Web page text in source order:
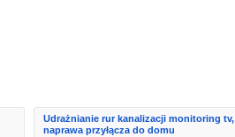
Udrażnianie rur kanalizacji monitoring tv,
naprawa przyłącza do domu